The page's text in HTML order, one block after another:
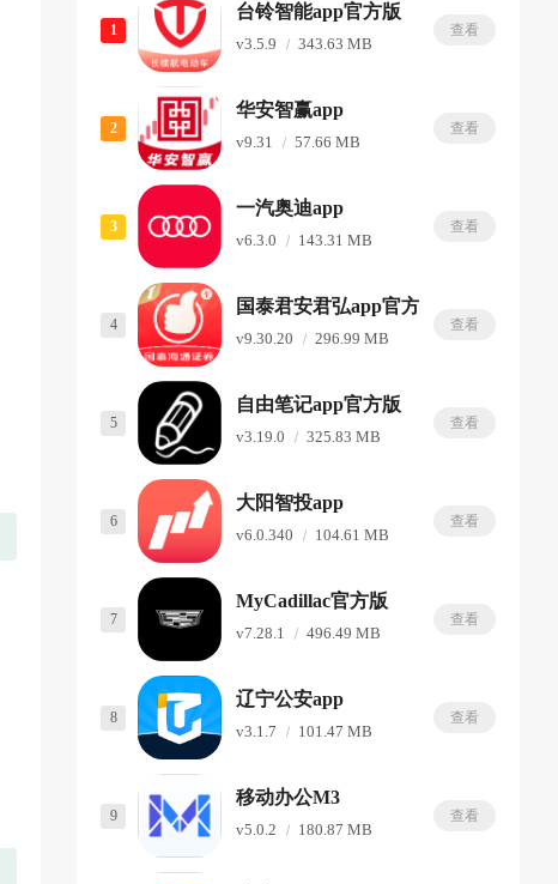
1 查看
台铃智能app官方版
v3.5.9 343.63 MB
2 查看
华安智赢app
v9.31 57.66 MB
3 查看
一汽奥迪app
v6.3.0 143.31 MB
4 查看
国泰君安君弘app官方版
v9.30.20 296.99 MB
5 查看
自由笔记app官方版
v3.19.0 325.83 MB
6 查看
大阳智投app
v6.0.340 104.61 MB
7 查看
MyCadillac官方版
v7.28.1 496.49 MB
8 查看
辽宁公安app
v3.1.7 101.47 MB
9 查看
移动办公M3
v5.0.2 180.87 MB